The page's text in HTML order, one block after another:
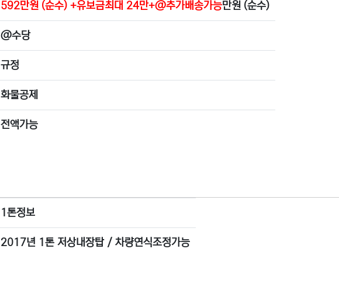
592만원 (순수) +유보금최대 24만+@추가배송가능만원 (순수)
@수당
규정
화물공제
전액가능
1톤정보
2017년 1톤 저상내장탑 / 차량연식조정가능